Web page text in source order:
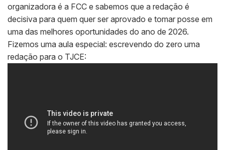
organizadora é a FCC e sabemos que a redação é
decisiva para quem quer ser aprovado e tomar posse em
uma das melhores oportunidades do ano de 2026.
Fizemos uma aula especial: escrevendo do zero uma
redação para o TJCE: